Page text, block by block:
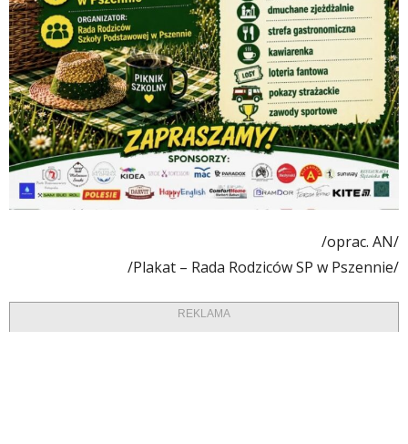
/oprac. AN/
/Plakat – Rada Rodziców SP w Pszennie/
REKLAMA